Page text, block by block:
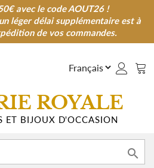
avec le code AOUT26 !
léger délai supplémentaire est à
de vos commandes.
avec le code AOUT26 !
léger délai supplémentaire est à
de vos commandes.
ROYALE
ET BIJOUX D'OCCASION
